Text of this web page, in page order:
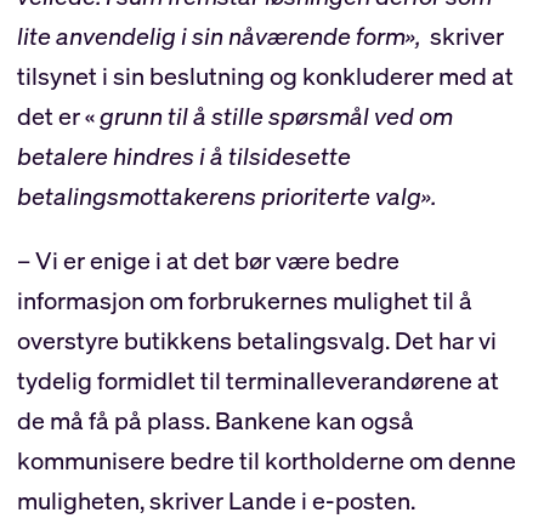
lite anvendelig i sin nåværende form», skriver
tilsynet i sin beslutning og konkluderer med at
det er «grunn til å stille spørsmål ved om
betalere hindres i å tilsidesette
betalingsmottakerens prioriterte valg».
– Vi er enige i at det bør være bedre
informasjon om forbrukernes mulighet til å
overstyre butikkens betalingsvalg. Det har vi
tydelig formidlet til terminalleverandørene at
de må få på plass. Bankene kan også
kommunisere bedre til kortholderne om denne
muligheten, skriver Lande i e-posten.